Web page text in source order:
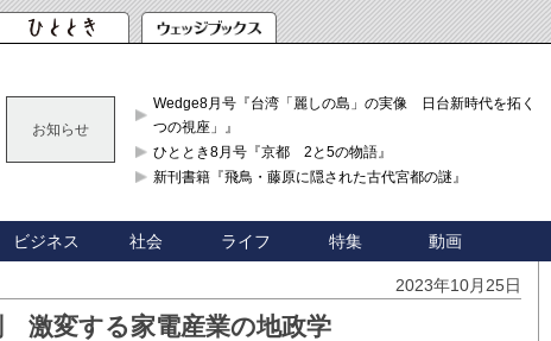
お知らせ
Wedge8月号『台湾「麗しの島」の実像 日台新時代を拓く「3
つの視座」』
ひととき8月号『京都 2と5の物語』
新刊書籍『飛鳥・藤原に隠された古代宮都の謎』
ビジネス 社会 ライフ 特集 動画
2023年10月25日
激変する家電産業の地政学